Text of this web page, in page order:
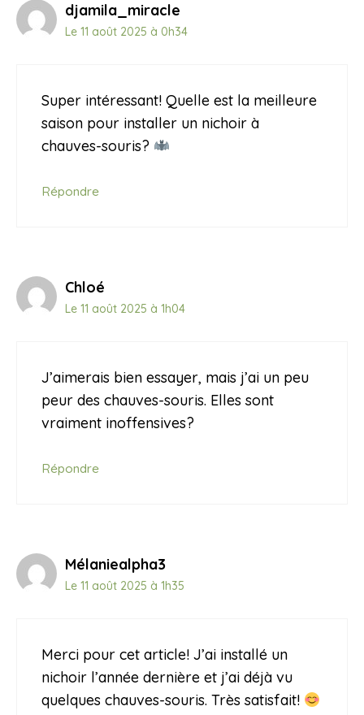
djamila_miracle
Le 11 août 2025 à 0h34
Super intéressant! Quelle est la meilleure
saison pour installer un nichoir à
chauves-souris?
Répondre
Chloé
Le 11 août 2025 à 1h04
J’aimerais bien essayer, mais j’ai un peu
peur des chauves-souris. Elles sont
vraiment inoffensives?
Répondre
Mélaniealpha3
Le 11 août 2025 à 1h35
Merci pour cet article! J’ai installé un
nichoir l’année dernière et j’ai déjà vu
quelques chauves-souris. Très satisfait!